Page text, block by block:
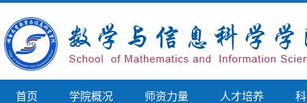
首页 学院概况 师资力量 人才培养